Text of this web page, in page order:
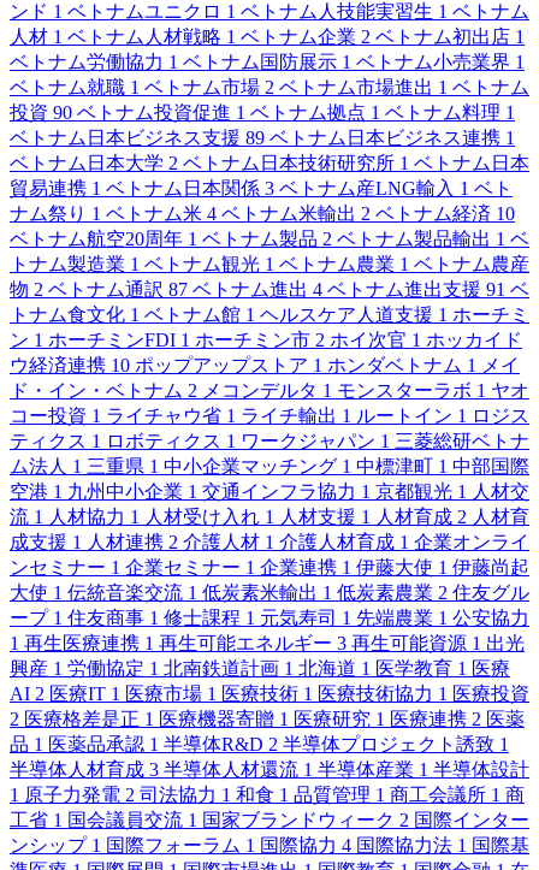
ンド 1 ベトナムユニクロ 1 ベトナム人技能実習生 1 ベトナム
人材 1 ベトナム人材戦略 1 ベトナム企業 2 ベトナム初出店 1
ベトナム労働協力 1 ベトナム国防展示 1 ベトナム小売業界 1
ベトナム就職 1 ベトナム市場 2 ベトナム市場進出 1 ベトナム
投資 90 ベトナム投資促進 1 ベトナム拠点 1 ベトナム料理 1
ベトナム日本ビジネス支援 89 ベトナム日本ビジネス連携 1
ベトナム日本大学 2 ベトナム日本技術研究所 1 ベトナム日本
貿易連携 1 ベトナム日本関係 3 ベトナム産LNG輸入 1 ベト
ナム祭り 1 ベトナム米 4 ベトナム米輸出 2 ベトナム経済 10
ベトナム航空20周年 1 ベトナム製品 2 ベトナム製品輸出 1 ベ
トナム製造業 1 ベトナム観光 1 ベトナム農業 1 ベトナム農産
物 2 ベトナム通訳 87 ベトナム進出 4 ベトナム進出支援 91 ベ
トナム食文化 1 ベトナム館 1 ヘルスケア人道支援 1 ホーチミ
ン 1 ホーチミンFDI 1 ホーチミン市 2 ホイ次官 1 ホッカイド
ウ経済連携 10 ポップアップストア 1 ホンダベトナム 1
メイ
ド・イン・ベトナム 2 メコンデルタ 1 モンスターラボ 1 ヤオ
コー投資 1 ライチャウ省 1 ライチ輸出 1 ルートイン 1 ロジス
ティクス 1 ロボティクス 1 ワークジャパン 1 三菱総研ベトナ
ム法人 1 三重県 1 中小企業マッチング 1 中標津町 1 中部国際
空港 1 九州中小企業 1 交通インフラ協力 1 京都観光 1 人材交
流 1 人材協力 1 人材受け入れ 1 人材支援 1 人材育成 2 人材育
成支援 1 人材連携 2 介護人材 1 介護人材育成 1 企業オンライ
ンセミナー 1 企業セミナー 1 企業連携 1 伊藤大使 1 伊藤尚起
大使 1 伝統音楽交流 1 低炭素米輸出 1 低炭素農業 2 住友グル
ープ 1 住友商事 1 修士課程 1 元気寿司 1 先端農業 1 公安協力
1 再生医療連携 1 再生可能エネルギー 3 再生可能資源 1 出光
興産 1 労働協定 1 北南鉄道計画 1 北海道 1 医学教育 1 医療
AI 2 医療IT 1 医療市場 1 医療技術 1 医療技術協力 1 医療投資
2 医療格差是正 1 医療機器寄贈 1 医療研究 1 医療連携 2 医薬
品 1 医薬品承認 1 半導体R&D 2 半導体プロジェクト誘致 1
半導体人材育成 3 半導体人材還流 1 半導体産業 1 半導体設計
1 原子力発電 2 司法協力 1 和食 1 品質管理 1 商工会議所 1 商
工省 1 国会議員交流 1 国家ブランドウィーク 2 国際インター
ンシップ 1 国際フォーラム 1 国際協力 4 国際協力法 1 国際基